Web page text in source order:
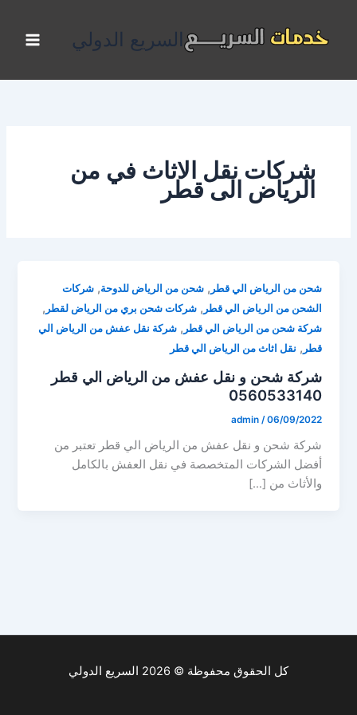
المحتوى
السريع الدولي
شركات نقل الاثاث في من
الرياض الى قطر
شحن من الرياض الي قطر ,شحن من الرياض للدوحة,شركات
الشحن من الرياض الي قطر ,شركات شحن بري من الرياض لقطر ,
شركة شحن من الرياض الي قطر ,شركة نقل عفش من الرياض الي
قطر , نقل اثاث من الرياض الي قطر
شركة شحن و نقل عفش من الرياض الي قطر
0560533140
admin /06/09/2022
شركة شحن و نقل عفش من الرياض الي قطر تعتبر من
أفضل الشركات المتخصصة في نقل العفش بالكامل
والأثاث من […]
كل الحقوق محفوظة © 2026 السريع الدولي